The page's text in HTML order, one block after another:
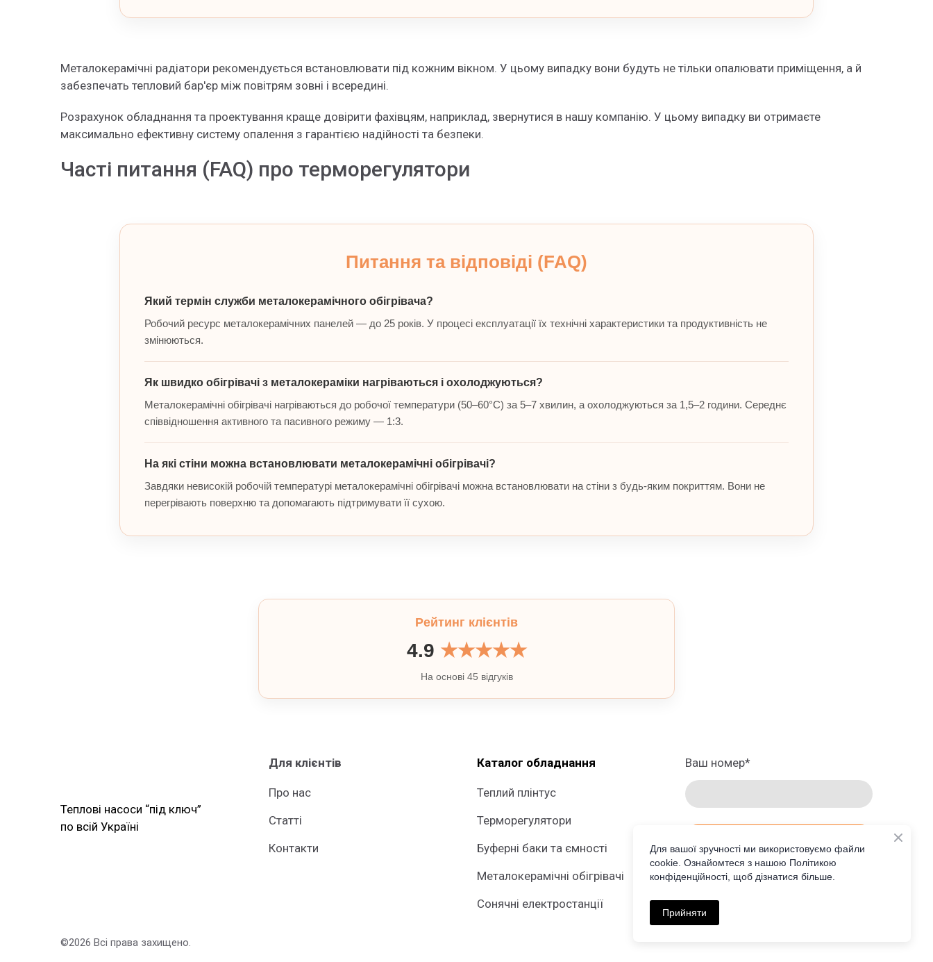
Металокерамічні радіатори рекомендується встановлювати під кожним вікном. У цьому випадку вони будуть не тільки опалювати приміщення, а й
забезпечать тепловий бар'єр між повітрям зовні і всередині.
Розрахунок обладнання та проектування краще довірити фахівцям, наприклад, звернутися в нашу компанію. У цьому випадку ви отримаєте
максимально ефективну систему опалення з гарантією надійності та безпеки.
Часті питання (FAQ) про терморегулятори
Питання та відповіді (FAQ)
Який термін служби металокерамічного обігрівача?
Робочий ресурс металокерамічних панелей — до 25 років. У процесі експлуатації їх технічні характеристики та продуктивність не
змінюються.
Як швидко обігрівачі з металокераміки нагріваються і охолоджуються?
Металокерамічні обігрівачі нагріваються до робочої температури (50–60°C) за 5–7 хвилин, а охолоджуються за 1,5–2 години. Середнє
співвідношення активного та пасивного режиму — 1:3.
На які стіни можна встановлювати металокерамічні обігрівачі?
Завдяки невисокій робочій температурі металокерамічні обігрівачі можна встановлювати на стіни з будь-яким покриттям. Вони не
перегрівають поверхню та допомагають підтримувати її сухою.
Рейтинг клієнтів
4.9 ★★★★★
На основі 45 відгуків
Теплові насоси “під ключ”
по всій Україні
Для клієнтів
Про нас
Статті
Контакти
Каталог обладнання
Теплий плінтус
Терморегулятори
Буферні баки та ємності
Металокерамічні обігрівачі
Сонячні електростанції
Ваш номер*
©2026 Всі права захищено.
Для вашої зручності ми використовуємо файли
cookie. Ознайомтеся з нашою Політикою
конфіденційності, щоб дізнатися більше.
Прийняти